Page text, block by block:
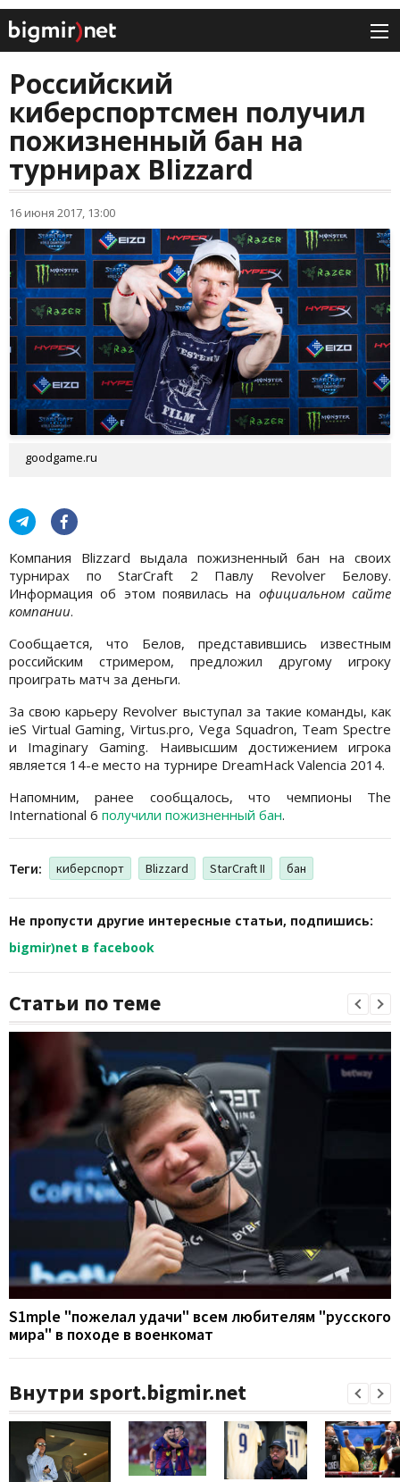
Российский
киберспортсмен получил
пожизненный бан на
турнирах Blizzard
16 июня 2017, 13:00
goodgame.ru
Компания Blizzard выдала пожизненный бан на своих
турнирах по StarCraft 2 Павлу Revolver Белову.
Информация об этом появилась на официальном сайте
компании.
Сообщается, что Белов, представившись известным
российским стримером, предложил другому игроку
проиграть матч за деньги.
За свою карьеру Revolver выступал за такие команды, как
ieS Virtual Gaming, Virtus.pro, Vega Squadron, Team Spectre
и Imaginary Gaming. Наивысшим достижением игрока
является 14-е место на турнире DreamHack Valencia 2014.
Напомним, ранее сообщалось, что чемпионы The
International 6 получили пожизненный бан.
Теги: киберспорт Blizzard StarCraft II бан
Не пропусти другие интересные статьи, подпишись:
bigmir)net в facebook
Статьи по теме
S1mple "пожелал удачи" всем любителям "русского
мира" в походе в военкомат
Внутри sport.bigmir.net